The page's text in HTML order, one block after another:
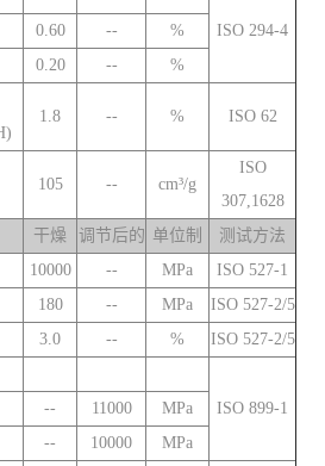
ISO 294-4
0.60 --
%
0.20 --
%
1.8 -- % ISO 62
105 -- cm³/g
ISO
307,1628
干燥 调节后的 单位制
测试方法
10000 -- MPa
ISO 527-1
180 -- MPa
ISO 527-2/5
3.0 -- %
ISO 527-2/5
ISO 899-1
-- 11000
MPa
-- 10000
MPa